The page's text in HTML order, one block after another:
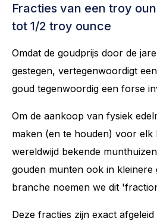
Fracties van een troy
tot 1/2 troy ounce
Omdat de goudprijs door de
gestegen, vertegenwoordigt
goud tegenwoordig een forse
Om de aankoop van fysiek
maken (en te houden) voor elk
wereldwijd bekende
gouden munten ook in kleinere
branche noemen we dit
Deze fracties zijn exact